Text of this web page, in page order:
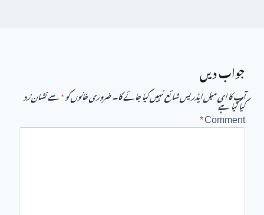
جواب دیں
آپ کا ای میل ایڈریس شائع نہیں کیا جائے گا۔ضروری خانوں کو*سے نشان زد کیا گیا ہے
Comment
*